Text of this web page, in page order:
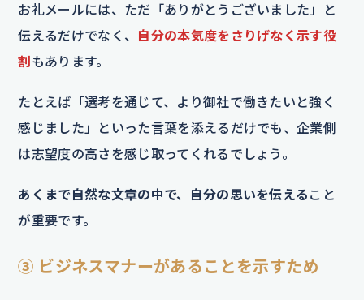
お礼メールには、ただ「ありがとうございました」と
伝えるだけでなく、 自分の本気度をさりげなく示す役
割もあります。
たとえば「選考を通じて、より御社で働きたいと強く
感じました」といった言葉を添えるだけでも、企業側
は志望度の高さを感じ取ってくれるでしょう。
あくまで自然な文章の中で、自分の思いを伝える こと
が重要です。
③ ビジネスマナーがあることを示すため